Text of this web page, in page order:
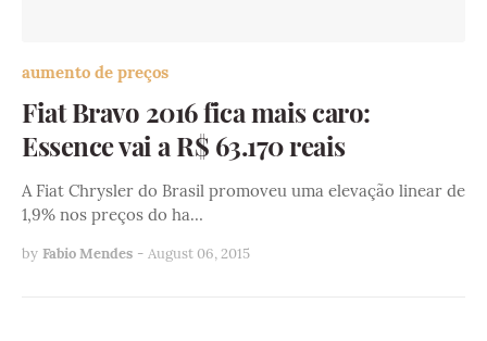
aumento de preços
Fiat Bravo 2016 fica mais caro:
Essence vai a R$ 63.170 reais
A Fiat Chrysler do Brasil promoveu uma elevação linear de
1,9% nos preços do ha…
by Fabio Mendes - August 06, 2015